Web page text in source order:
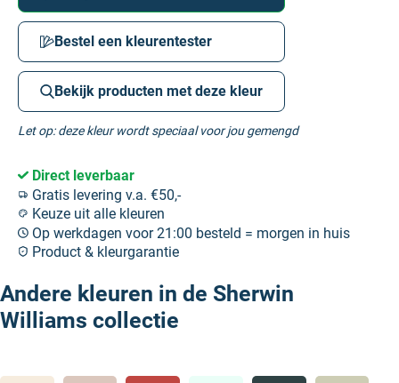
Bestel een kleurentester
Bekijk producten met deze kleur
Let op: deze kleur wordt speciaal voor jou gemengd
Direct leverbaar
Gratis levering v.a. €50,-
Keuze uit alle kleuren
Op werkdagen voor 21:00 besteld = morgen in huis
Product & kleurgarantie
Andere kleuren in de Sherwin
Williams collectie